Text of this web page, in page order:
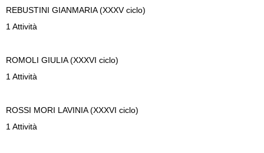
REBUSTINI GIANMARIA (XXXV ciclo)
1 Attività
ROMOLI GIULIA (XXXVI ciclo)
1 Attività
ROSSI MORI LAVINIA (XXXVI ciclo)
1 Attività